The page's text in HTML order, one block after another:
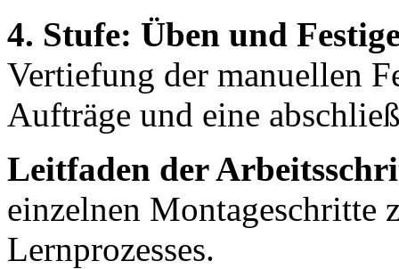
4. Stufe: Üben und
Vertiefung der manuellen
Aufträge und eine
Leitfaden der
einzelnen Montageschritte
Lernprozesses.